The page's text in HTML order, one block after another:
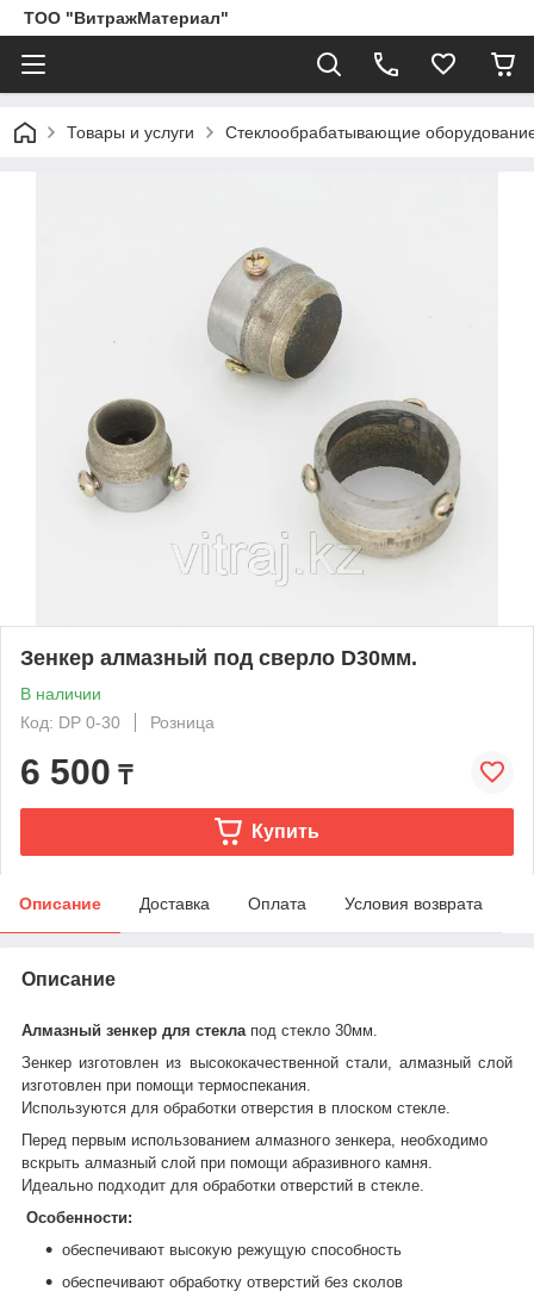
ТОО "ВитражМатериал"
Товары и услуги Стеклообрабатывающие
Зенкер алмазный под сверло D30мм.
В наличии
Код: DP 0-30
Розница
6 500 ₸
Купить
Описание Доставка Оплата Условия возврата
Описание
Алмазный зенкер для стекла под стекло 30мм.
Зенкер изготовлен из высококачественной стали, алмазный слой
изготовлен при помощи термоспекания.
Используются для обработки отверстия в плоском стекле.
Перед первым использованием алмазного зенкера, необходимо
вскрыть алмазный слой при помощи абразивного камня.
Идеально подходит для обработки отверстий в стекле.
Особенности:
обеспечивают высокую режущую способность
обеспечивают обработку отверстий без сколов